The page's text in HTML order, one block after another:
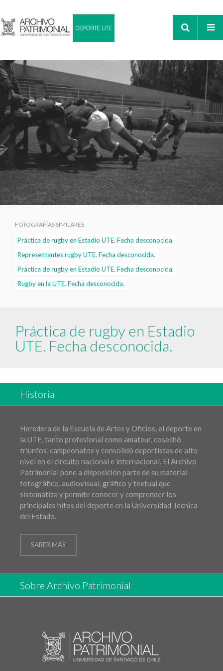
FOTOGRAFÍAS SIMILARES
Práctica de rugby en Estadio UTE. Fecha desconocida.
Representantes rugby UTE. Fecha desconocida.
Práctica de rugby en Estadio UTE. Fecha desconocida.
Rugby en la UTE. Fecha desconocida.
Práctica de rugby en Estadio
UTE. Fecha desconocida.
Historia
Heredera de la Escuela de Artes y Oficios, el deporte en
la UTE, tanto profesional como amateur, cosechó
triunfos, campeonatos y consolidó deportistas de alto
nivel en el circuito nacional e internacional. El Archivo
Patrimonial pone a disposición parte de su material
fotográfico, audiovisual, gráfico y textual que
sistematiza y permite conocer y comprender los
principales hitos del deporte en la Universidad Técnica
del Estado.
SABER MÁS
Sobre Archivo Patrimonial